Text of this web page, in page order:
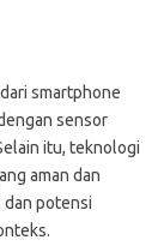
smartphone
sensor
itu, teknologi
aman dan
dan potensi